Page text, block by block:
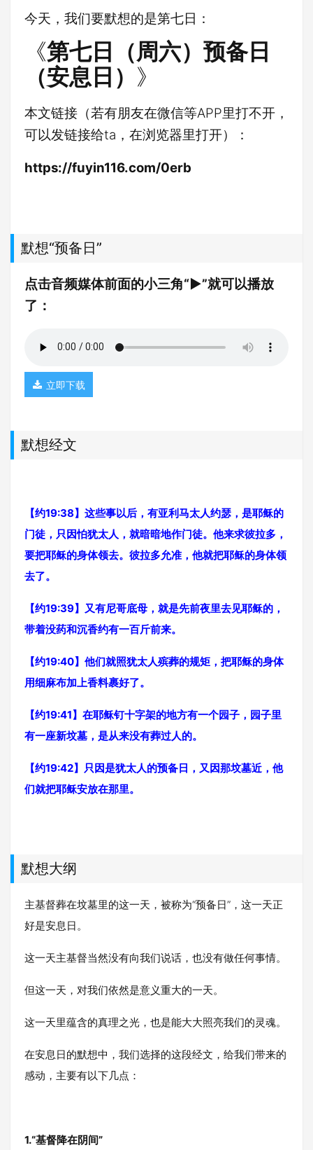
今天，我们要默想的是第七日：
《第七日（周六）预备日
（安息日） 》
本文链接（若有朋友在微信等APP里打不开，
可以发链接给ta，在浏览器里打开）：
https://fuyin116.com/0erb
默想“预备日”
点击音频媒体前面的小三角“►”就可以播放
了：
立即下载
默想经文
【约19:38】这些事以后，有亚利马太人约瑟，是耶稣的
门徒，只因怕犹太人，就暗暗地作门徒。他来求彼拉多，
要把耶稣的身体领去。彼拉多允准，他就把耶稣的身体领
去了。
【约19:39】又有尼哥底母，就是先前夜里去见耶稣的，
带着没药和沉香约有一百斤前来。
【约19:40】他们就照犹太人殡葬的规矩，把耶稣的身体
用细麻布加上香料裹好了。
【约19:41】在耶稣钉十字架的地方有一个园子，园子里
有一座新坟墓，是从来没有葬过人的。
【约19:42】只因是犹太人的预备日，又因那坟墓近，他
们就把耶稣安放在那里。
默想大纲
主基督葬在坟墓里的这一天，被称为“预备日”，这一天正
好是安息日。
这一天主基督当然没有向我们说话，也没有做任何事情。
但这一天，对我们依然是意义重大的一天。
这一天里蕴含的真理之光，也是能大大照亮我们的灵魂。
在安息日的默想中，我们选择的这段经文，给我们带来的
感动，主要有以下几点：
1.“基督降在阴间”